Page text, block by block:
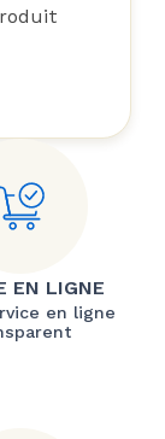
EN LIGNE
en ligne